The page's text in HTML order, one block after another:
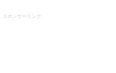
スポンサーリンク